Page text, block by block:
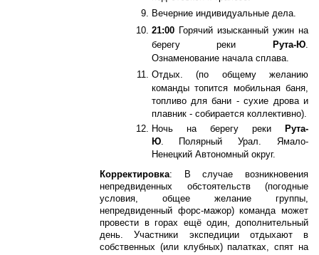
Вечерние индивидуальные дела.
21:00Горячий изысканный ужин на
берегу реки Рута-Ю
Ознаменование начала сплава.
Отдых. (по общему желанию
команды топится мобильная баня,
топливо для бани - сухие дрова и
плавник - собирается коллективно).
Ночь на берегу реки
Рута-
Ю. Полярный Урал. Ямало-
Ненецкий Автономный округ.
Корректировка: В случае возникновения
непредвиденных обстоятельств (погодные
условия, общее желание группы,
непредвиденный форс-мажор) команда может
провести в горах ещё один, дополнительный
день. Участники экспедиции отдыхают в
собственных (или клубных) палатках, спят на